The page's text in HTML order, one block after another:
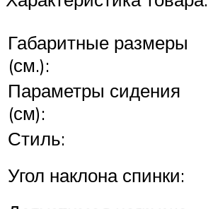
Габаритные размеры
(см.):
Параметры сидения
(см):
Стиль:
Угол наклона спинки: